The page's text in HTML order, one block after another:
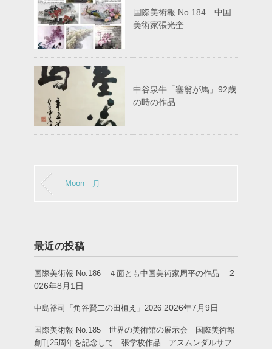
国際美術報 No.184 中国
美術家張光奎
中谷泉牛「塞翁が馬」92歳
の時の作品
Moon 月
最近の投稿
国際美術報 No.186 ４面とも中国美術家周平の作品
2
026年8月1日
中島裕司「角谷賢二の田植え」2026 2026年7月9日
国際美術報 No.185 世界の美術館の展示会 国際美術報
創刊25周年を記念して 張学枚作品 アスムンダルサフ